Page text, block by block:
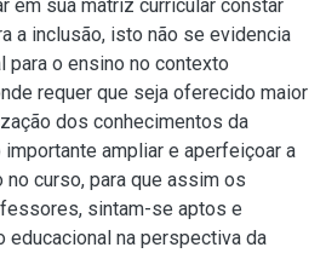
em sua matriz curricular constar
a inclusão, isto não se evidencia
para o ensino no contexto
requer que seja oferecido maior
dos conhecimentos da
importante ampliar e aperfeiçoar a
curso, para que assim os
sintam-se aptos e
educacional na perspectiva da